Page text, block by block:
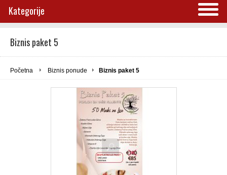
Kategorije
Biznis paket 5
Početna Biznis ponude Biznis paket 5